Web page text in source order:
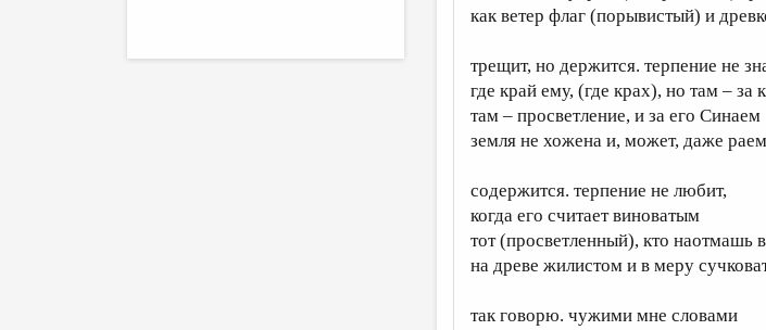
как ветер флаг (порывистый) и
трещит, но держится. терпение не
где край ему, (где крах), но там – за
там – просветление, и за его Синаем
земля не хожена и, может, даже раем
содержится. терпение не любит,
когда его считает виноватым
тот (просветленный), кто наотмашь
на древе жилистом и в меру
так говорю. чужими мне словами